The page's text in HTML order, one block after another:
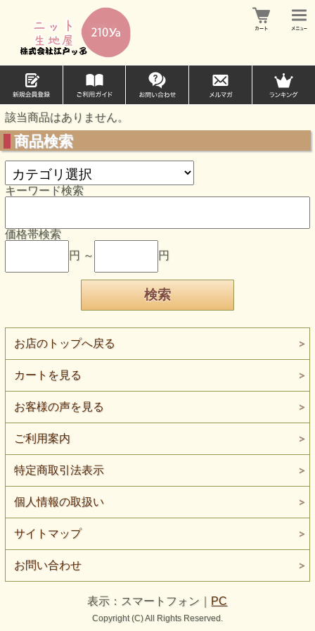
該当商品はありません。
商品検索
キーワード検索
価格帯検索
円 ～
円
お店のトップへ戻る
カートを見る
お客様の声を見る
ご利用案内
特定商取引法表示
個人情報の取扱い
サイトマップ
お問い合わせ
表示：スマートフォン｜ PC
Copyright (C) All Rights Reserved.